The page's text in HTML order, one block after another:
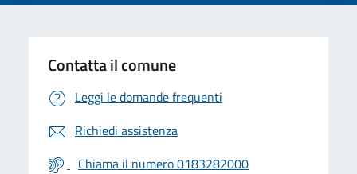
Contatta il comune
Leggi le domande frequenti
Richiedi assistenza
Chiama il numero 0183282000